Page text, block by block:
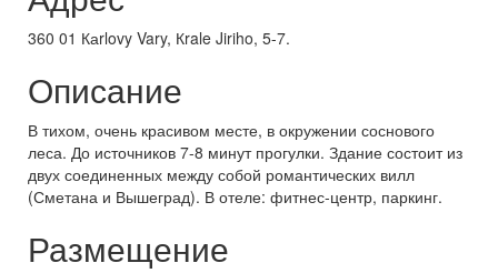
360 01 Каrlovy Vary, Кrale Jiriho, 5-7.
Описание
В тихом, очень красивом месте, в окружении соснового
леса. До источников 7-8 минут прогулки. Здание состоит из
двух соединенных между собой романтических вилл
(Сметана и Вышеград). В отеле: фитнес-центр, паркинг.
Размещение